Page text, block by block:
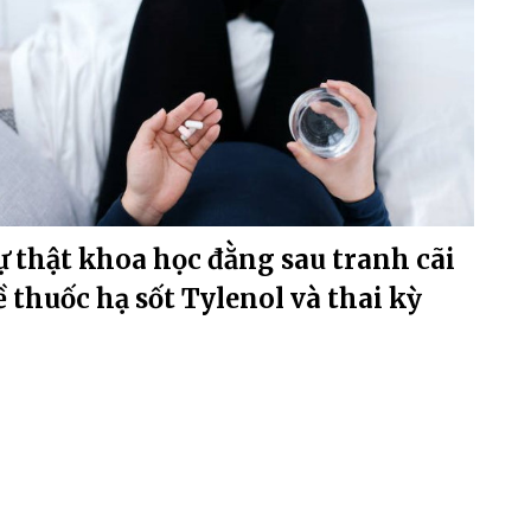
thật khoa học đằng sau tranh cãi
thuốc hạ sốt Tylenol và thai kỳ